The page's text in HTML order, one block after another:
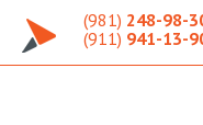
(981) 248-98-
(911) 941-13-